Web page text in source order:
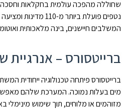
שחוללה מהפכה עולמית בחקלאות וחסכה
נטפים פועלת ביותר מ-
המשלבים חיישנים, בינה מלאכותית
ברייטסורס – אנרגיית
ברייטסורס פיתחה טכנולוגיה ייחודית
מים בעלות נמוכה. המערכת שלהם
מזוהמים או מלוחים, תוך שימוש מינימלי